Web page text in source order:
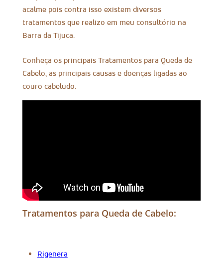
acalme pois contra isso existem diversos
tratamentos que realizo em meu consultório na
Barra da Tijuca.
Conheça os principais Tratamentos para Queda de
Cabelo, as principais causas e doenças ligadas ao
couro cabeludo.
Tratamentos para Queda de Cabelo:
Rigenera